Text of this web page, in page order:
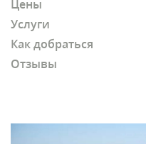
Цены
Услуги
Как добраться
Отзывы